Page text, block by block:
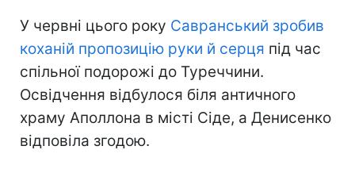
У червні цього року Савранський зробив
коханій пропозицію руки й серця під час
спільної подорожі до Туреччини.
Освідчення відбулося біля античного
храму Аполлона в місті Сіде, а Денисенко
відповіла згодою.